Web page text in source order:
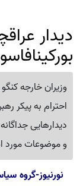
دیدار
بورکینافاسو
وزیران خارجه
احترام به پیکر
دیدارهایی
و موضوعات مورد
نورنیوز-گروه